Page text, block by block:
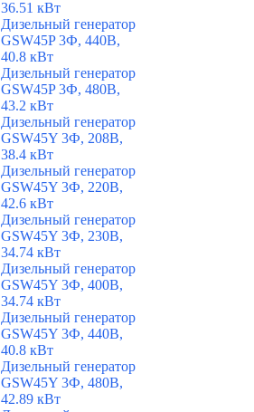
36.51 кВт
Дизельный генератор
GSW45P 3Ф, 440В,
40.8 кВт
Дизельный генератор
GSW45P 3Ф, 480В,
43.2 кВт
Дизельный генератор
GSW45Y 3Ф, 208В,
38.4 кВт
Дизельный генератор
GSW45Y 3Ф, 220В,
42.6 кВт
Дизельный генератор
GSW45Y 3Ф, 230В,
34.74 кВт
Дизельный генератор
GSW45Y 3Ф, 400В,
34.74 кВт
Дизельный генератор
GSW45Y 3Ф, 440В,
40.8 кВт
Дизельный генератор
GSW45Y 3Ф, 480В,
42.89 кВт